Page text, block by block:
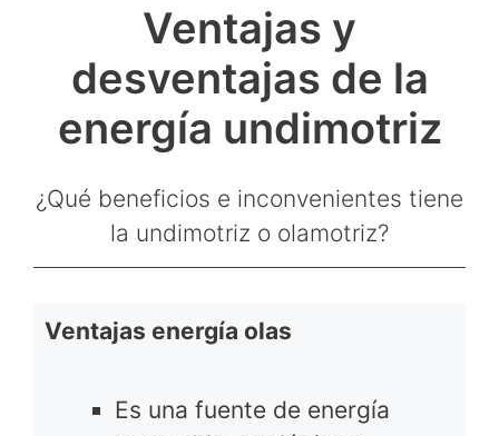
Ventajas y
desventajas de la
energía undimotriz
¿Qué beneficios e inconvenientes tiene
la undimotriz o olamotriz?
Ventajas energía olas
Es una fuente de energía